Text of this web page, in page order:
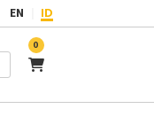
EN ID
0